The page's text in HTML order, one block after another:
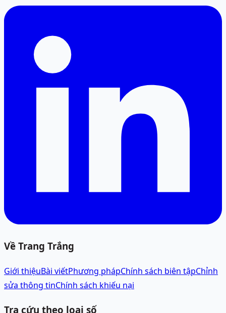
Về Trang Trắng
Giới thiệuBài viếtPhương phápChính sách biên tậpChỉnh
sửa thông tinChính sách khiếu nại
Tra cứu theo loại số